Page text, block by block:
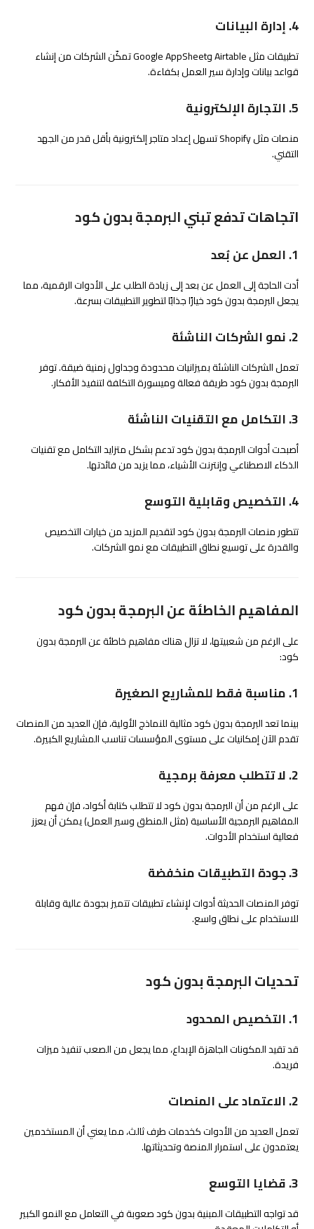
4. إدارة البيانات
تطبيقات مثل Airtable وGoogle AppSheet تمكّن الشركات من إنشاء
قواعد بيانات وإدارة سير العمل بكفاءة.
5. التجارة الإلكترونية
منصات مثل Shopify تسهل إعداد متاجر إلكترونية بأقل قدر من الجهد
التقني.
اتجاهات تدفع تبني البرمجة بدون كود
1. العمل عن بُعد
أدت الحاجة إلى العمل عن بعد إلى زيادة الطلب على الأدوات الرقمية، مما
يجعل البرمجة بدون كود خيارًا جذابًا لتطوير التطبيقات بسرعة.
2. نمو الشركات الناشئة
تعمل الشركات الناشئة بميزانيات محدودة وجداول زمنية ضيقة. توفر
البرمجة بدون كود طريقة فعالة وميسورة التكلفة لتنفيذ الأفكار.
3. التكامل مع التقنيات الناشئة
أصبحت أدوات البرمجة بدون كود تدعم بشكل متزايد التكامل مع تقنيات
الذكاء الاصطناعي وإنترنت الأشياء، مما يزيد من فائدتها.
4. التخصيص وقابلية التوسع
تتطور منصات البرمجة بدون كود لتقديم المزيد من خيارات التخصيص
والقدرة على توسيع نطاق التطبيقات مع نمو الشركات.
المفاهيم الخاطئة عن البرمجة بدون كود
على الرغم من شعبيتها، لا تزال هناك مفاهيم خاطئة عن البرمجة بدون
كود:
1. مناسبة فقط للمشاريع الصغيرة
بينما تعد البرمجة بدون كود مثالية للنماذج الأولية، فإن العديد من المنصات
تقدم الآن إمكانيات على مستوى المؤسسات تناسب المشاريع الكبيرة.
2. لا تتطلب معرفة برمجية
على الرغم من أن البرمجة بدون كود لا تتطلب كتابة أكواد، فإن فهم
المفاهيم البرمجية الأساسية (مثل المنطق وسير العمل) يمكن أن يعزز
فعالية استخدام الأدوات.
3. جودة التطبيقات منخفضة
توفر المنصات الحديثة أدوات لإنشاء تطبيقات تتميز بجودة عالية وقابلة
للاستخدام على نطاق واسع.
تحديات البرمجة بدون كود
1. التخصيص المحدود
قد تقيد المكونات الجاهزة الإبداع، مما يجعل من الصعب تنفيذ ميزات
فريدة.
2. الاعتماد على المنصات
تعمل العديد من الأدوات كخدمات طرف ثالث، مما يعني أن المستخدمين
يعتمدون على استمرار المنصة وتحديثاتها.
3. قضايا التوسع
قد تواجه التطبيقات المبنية بدون كود صعوبة في التعامل مع النمو الكبير